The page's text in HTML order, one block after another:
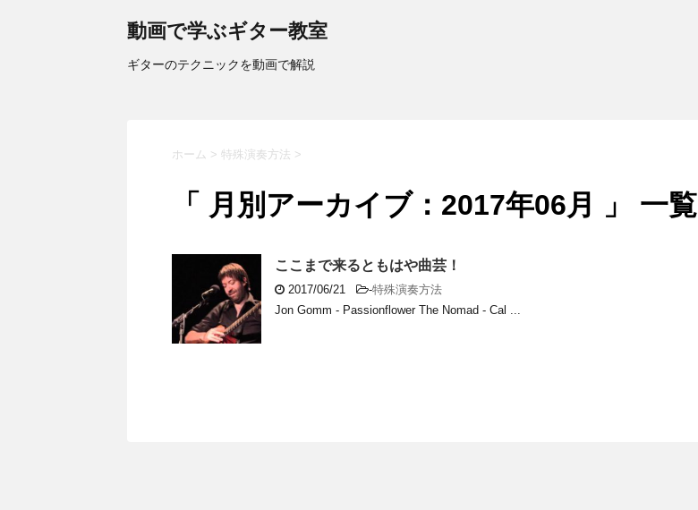
動画で学ぶギター教室
ギターのテクニックを動画で解説
ホーム > 特殊演奏方法 >
「 月別アーカイブ：2017年06月 」 一覧
ここまで来るともはや曲芸！
2017/06/21 -特殊演奏方法
Jon Gomm - Passionflower The Nomad - Cal ...